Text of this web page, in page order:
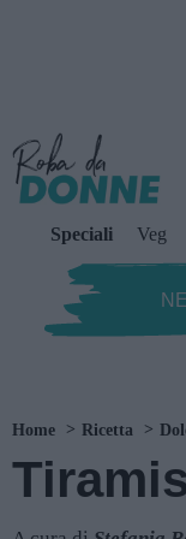
Speciali Veg
Home Ricetta